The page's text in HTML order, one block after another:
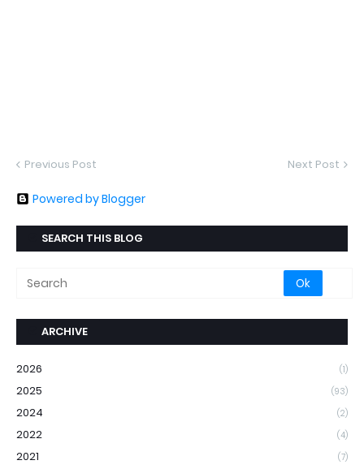
Previous Post Next Post
Powered by Blogger
SEARCH THIS BLOG
ARCHIVE
2026 (1)
2025 (93)
2024 (2)
2022 (4)
2021 (7)